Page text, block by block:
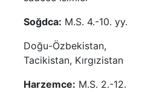
Soğdca: M.S. 4.-10. yy.
Doğu-Özbekistan,
Tacikistan, Kırgızistan
Harzemce: M.S. 2.-12.